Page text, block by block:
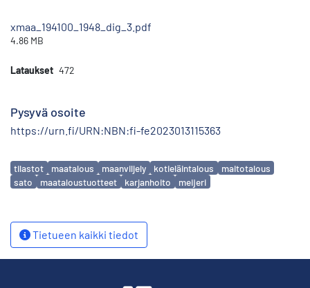
xmaa_194100_1948_dig_3.pdf
4.86 MB
Lataukset 472
Pysyvä osoite
https://urn.fi/URN:NBN:fi-fe2023013115363
Avainsanat
tilastot maatalous maanviljely kotieläintalous
maitotalous
sato
maataloustuotteet karjanhoito meijeri
Tietueen kaikki tiedot